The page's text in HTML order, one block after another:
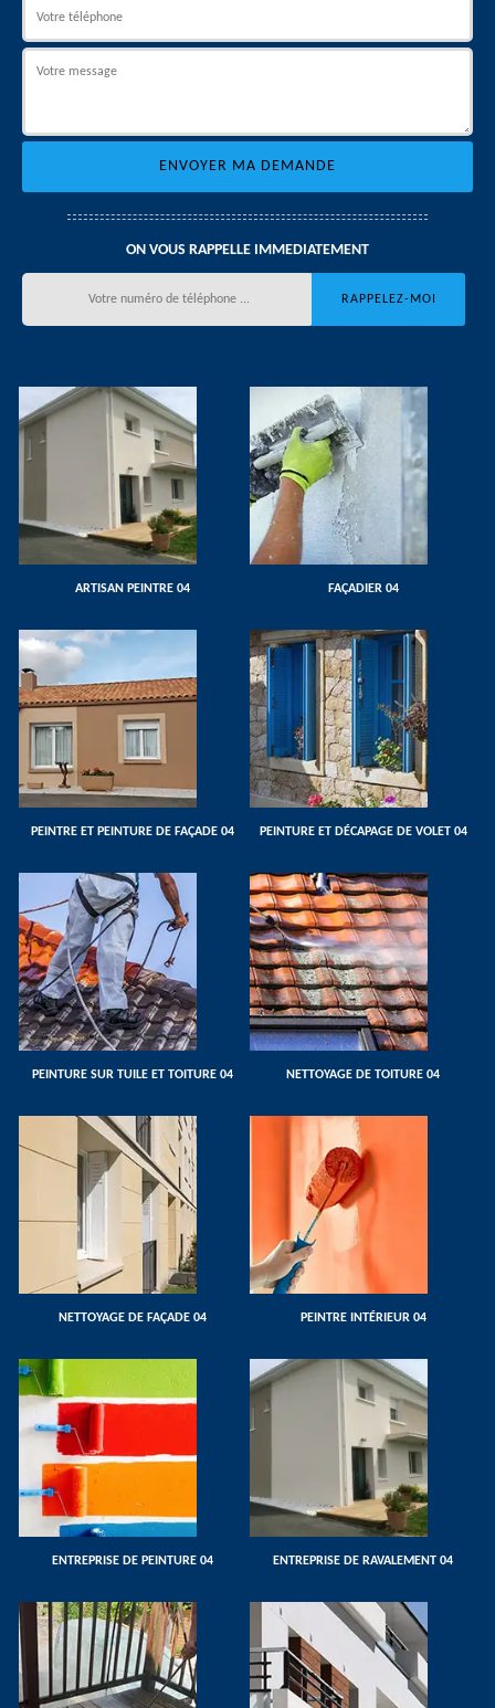
ON VOUS RAPPELLE IMMEDIATEMENT
ARTISAN PEINTRE 04 FAÇADIER 04
PEINTRE ET PEINTURE DE FAÇADE 04 PEINTURE ET DÉCAPAGE DE VOLET 04
PEINTURE SUR TUILE ET TOITURE 04 NETTOYAGE DE TOITURE 04
NETTOYAGE DE FAÇADE 04 PEINTRE INTÉRIEUR 04
ENTREPRISE DE PEINTURE 04 ENTREPRISE DE RAVALEMENT 04